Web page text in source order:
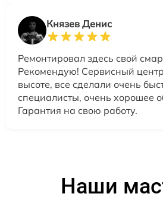
Князев Денис
Ремонтировал здесь свой
Рекомендую! Сервисный
высоте, все сделали очень
специалисты, очень хорошее
Гарантия на свою работу.
Наши